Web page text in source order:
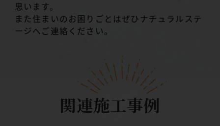
思います。
また住まいのお困りごとはぜひナチュラルステ
ージへご連絡ください。
関連施工事例